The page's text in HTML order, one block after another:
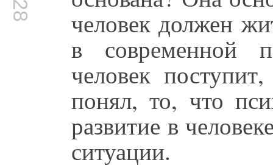
человек должен
в современной
человек
понял, то, что
развитие в
ситуации.